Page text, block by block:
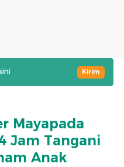
Kirim
Mayapada
Jam Tangani
Anak